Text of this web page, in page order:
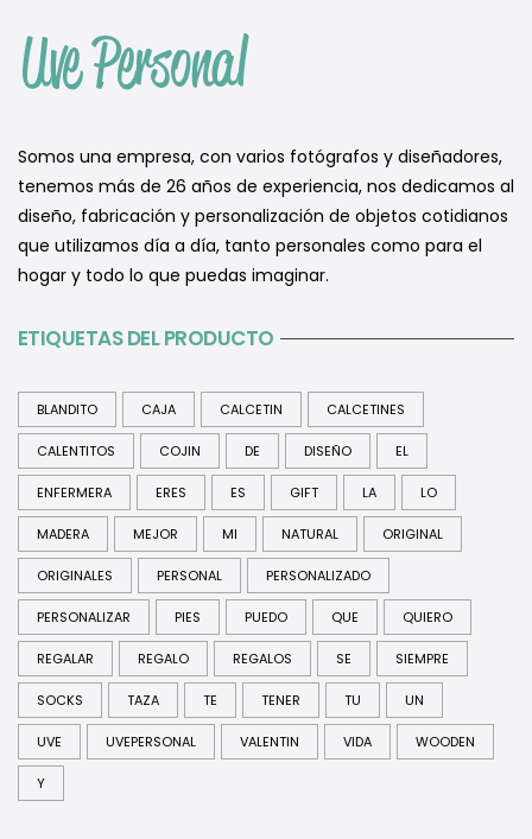
Somos una empresa, con varios fotógrafos y diseñadores,
tenemos más de 26 años de experiencia, nos dedicamos al
diseño, fabricación y personalización de objetos cotidianos
que utilizamos día a día, tanto personales como para el
hogar y todo lo que puedas imaginar.
ETIQUETAS DEL PRODUCTO
BLANDITO CAJA CALCETIN CALCETINES
CALENTITOS COJIN DE DISEÑO EL
ENFERMERA ERES ES GIFT LA LO
MADERA MEJOR MI NATURAL ORIGINAL
ORIGINALES PERSONAL PERSONALIZADO
PERSONALIZAR PIES PUEDO QUE QUIERO
REGALAR REGALO REGALOS SE SIEMPRE
SOCKS TAZA TE TENER TU UN
UVE UVEPERSONAL VALENTIN VIDA WOODEN
Y